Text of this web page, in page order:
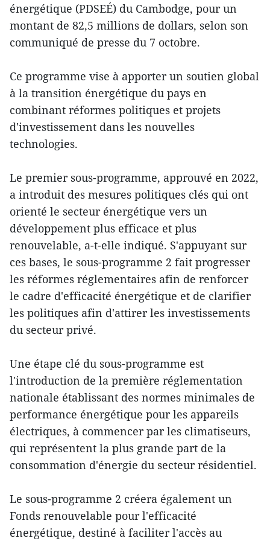
énergétique (PDSEÉ) du Cambodge, pour un
montant de 82,5 millions de dollars, selon son
communiqué de presse du 7 octobre.
Ce programme vise à apporter un soutien global
à la transition énergétique du pays en
combinant réformes politiques et projets
d'investissement dans les nouvelles
technologies.
Le premier sous-programme, approuvé en 2022,
a introduit des mesures politiques clés qui ont
orienté le secteur énergétique vers un
développement plus efficace et plus
renouvelable, a-t-elle indiqué. S'appuyant sur
ces bases, le sous-programme 2 fait progresser
les réformes réglementaires afin de renforcer
le cadre d'efficacité énergétique et de clarifier
les politiques afin d'attirer les investissements
du secteur privé.
Une étape clé du sous-programme est
l'introduction de la première réglementation
nationale établissant des normes minimales de
performance énergétique pour les appareils
électriques, à commencer par les climatiseurs,
qui représentent la plus grande part de la
consommation d'énergie du secteur résidentiel.
Le sous-programme 2 créera également un
Fonds renouvelable pour l'efficacité
énergétique, destiné à faciliter l'accès au